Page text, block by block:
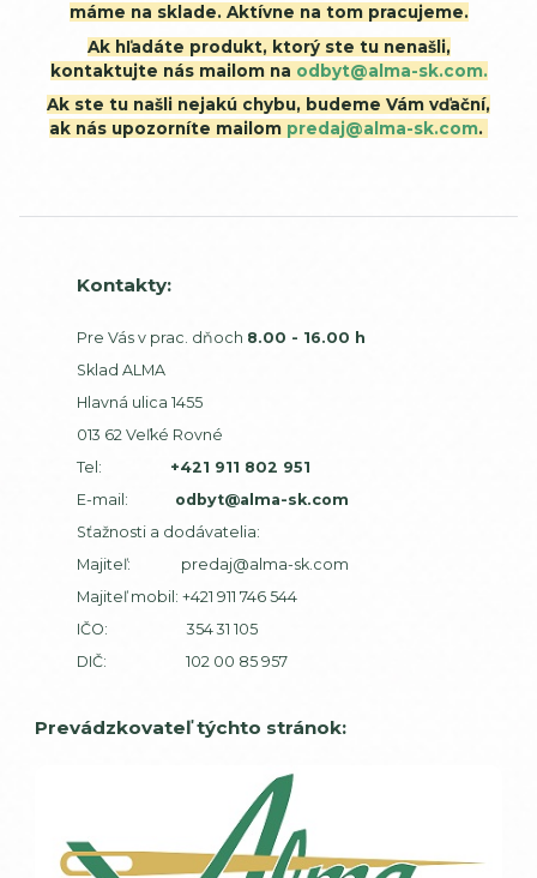
máme na sklade. Aktívne na tom pracujeme.
Ak hľadáte produkt, ktorý ste tu nenašli,
kontaktujte nás mailom na odbyt@alma-sk.com.
Ak ste tu našli nejakú chybu, budeme Vám vďační,
ak nás upozorníte mailom predaj@alma-sk.com.
Kontakty:
Pre Vás v prac. dňoch 8.00 - 16.00 h
Sklad ALMA
Hlavná ulica 1455
013 62 Veľké Rovné
Tel:
+421 911 802 951
E-mail: odbyt@alma-sk.com
Sťažnosti a dodávatelia:
Majiteľ: predaj@alma-sk.com
Majiteľ mobil: +421 911 746 544
IČO: 354 31 105
DIČ: 102 00 85 957
Prevádzkovateľ týchto stránok: